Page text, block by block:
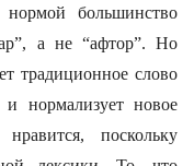
нормой большинство
а не “афтор”. Но
традиционное слово
и нормализует новое
поскольку